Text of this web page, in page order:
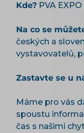
Kde? PVA
Na co se
českých a
vystavovatelů,
Zastavte se u
Máme pro vás
spoustu
čas s našimi